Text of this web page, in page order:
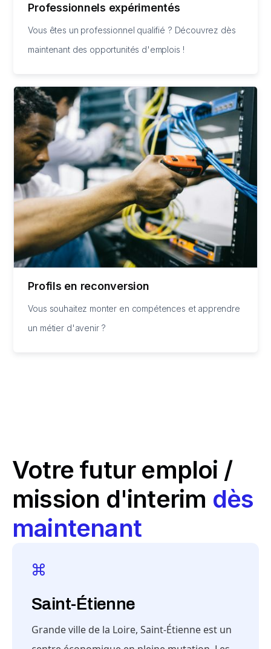
Professionnels expérimentés
Vous êtes un professionnel qualifié ? Découvrez dès
maintenant des opportunités d'emplois !
Profils en reconversion
Vous souhaitez monter en compétences et apprendre
un métier d'avenir ?
Votre futur emploi /
mission d'interim dès
maintenant
Saint-Étienne
Grande ville de la Loire, Saint-Étienne est un